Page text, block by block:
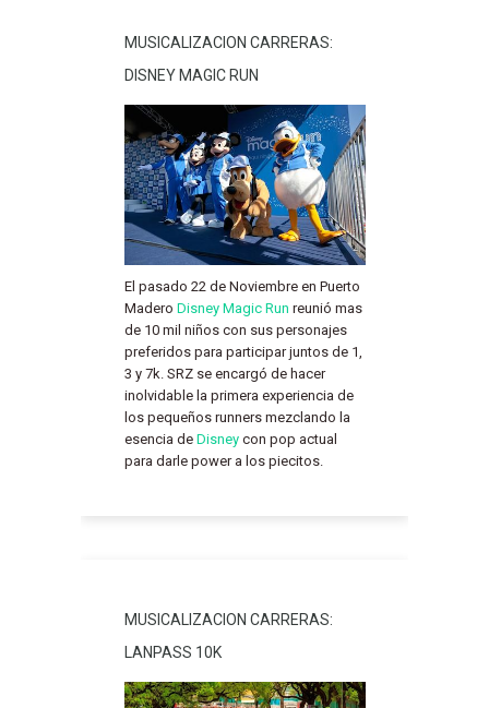
MUSICALIZACION CARRERAS:
DISNEY MAGIC RUN
El pasado 22 de Noviembre en Puerto
Madero Disney Magic Run reunió mas
de 10 mil niños con sus personajes
preferidos para participar juntos de 1,
3 y 7k. SRZ se encargó de hacer
inolvidable la primera experiencia de
los pequeños runners mezclando la
esencia de Disney con pop actual
para darle power a los piecitos.
MUSICALIZACION CARRERAS:
LANPASS 10K